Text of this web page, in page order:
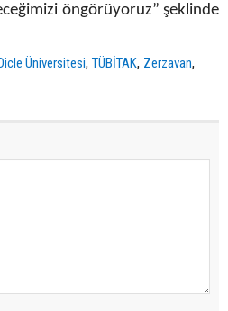
öngörüyoruz” şeklinde
Üniversitesi,TÜBİTAK, Zerzavan,